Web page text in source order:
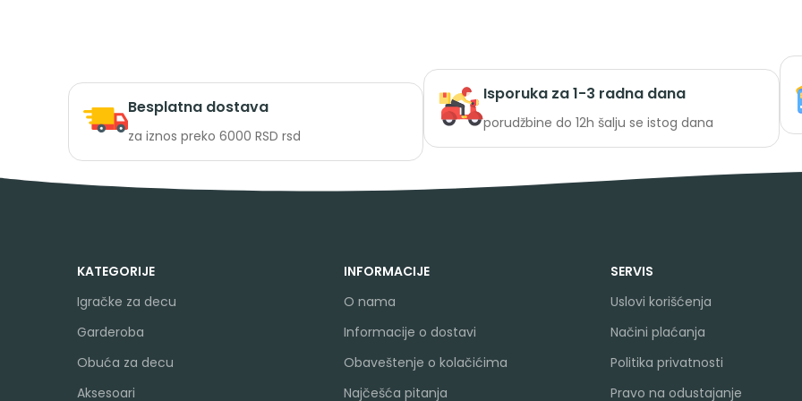
Besplatna dostava
za iznos preko 6000 RSD rsd
Isporuka za 1-3 radna dana
porudžbine do 12h šalju se istog dana
KATEGORIJE
Igračke za decu
Garderoba
Obuća za decu
Aksesoari
INFORMACIJE
O nama
Informacije o dostavi
Obaveštenje o kolačićima
Najčešća pitanja
SERVIS
Uslovi korišćenja
Načini plaćanja
Politika privatnosti
Pravo na odustajanje